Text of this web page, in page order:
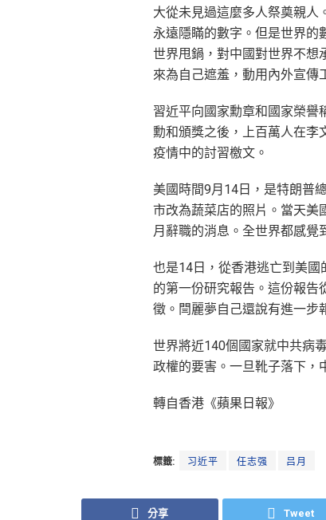
大從未見過這麼多人祭奠親人
永遠隱瞞的數字。但是世界的
世界甩鍋，對中國對世界不想
來為自己遮羞，動用內外宣傳
習近平向國家勳章和國家榮譽
勳和頒獎之後，上百萬人在李
疫情中的討習檄文。
美國時間9月14日，是特朗普
市改為蔬菜店的照片。當天美
月辭職的消息。全世界都感覺
也是14日，從香港逃亡到美
的第一份研究報告。這份報告
徵。閆麗夢自己還說有進一步
世界將近140個國家就中共病
政權的要害。一旦靴子落下，
轉自香港《蘋果日報》
標籤: 习近平 任志强 吕月
分享 Tweet